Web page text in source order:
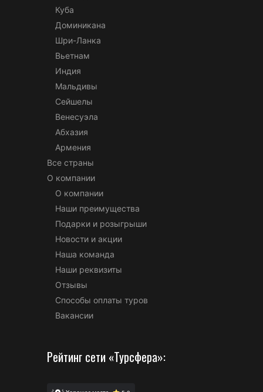
Куба
Доминикана
Шри-Ланка
Вьетнам
Индия
Мальдивы
Сейшелы
Венесуэла
Абхазия
Армения
Все страны
О компании
О компании
Наши преимущества
Подарки и розыгрыши
Новости и акции
Наша команда
Наши реквизиты
Отзывы
Способы оплаты туров
Вакансии
Рейтинг сети «Турсфера»: